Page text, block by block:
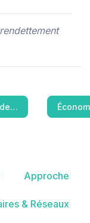
Approche
& Réseaux